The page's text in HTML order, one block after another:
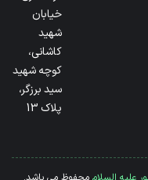
خیابان
شهید
کاشانی،
کوچه شهید
سید برزگر،
پلاک 13